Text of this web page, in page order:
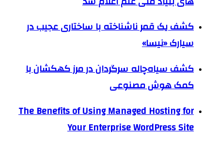
کشف یک قمر ناشناخته با ساختاری عجیب در
سیارک «نیسا»
کشف سیاه‌چاله سرگردان در مرز کهکشان با
کمک هوش مصنوعی
The Benefits of Using Managed Hosting for
Your Enterprise WordPress Site